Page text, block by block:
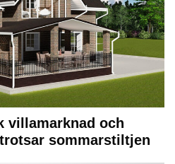
villamarknad och
sommarstiltjen